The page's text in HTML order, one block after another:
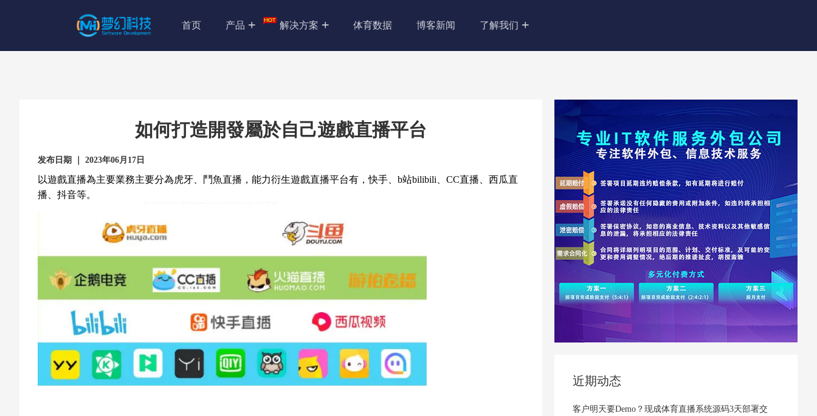
首页 产品 解决方案 体育数据 博客新闻 了解我们
如何打造開發屬於自己遊戲直播平台
发布日期 ｜ 2023年06月17日
以遊戲直播為主要業務主要分為虎牙、鬥魚直播，能力衍生遊戲直播平台有，快手、b站bilibili、CC直播、西瓜直
播、抖音等。
近期动态
客户明天要Demo？现成体育直播系统源码3天部署交